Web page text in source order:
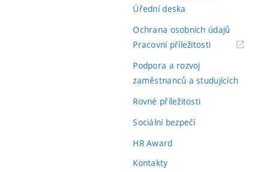
Úřední deska
Ochrana osobních údajů
Pracovní příležitosti(externí
Podpora a rozvoj
zaměstnanců a studujících
Rovné příležitosti
Sociální bezpečí
HR Award
Kontakty